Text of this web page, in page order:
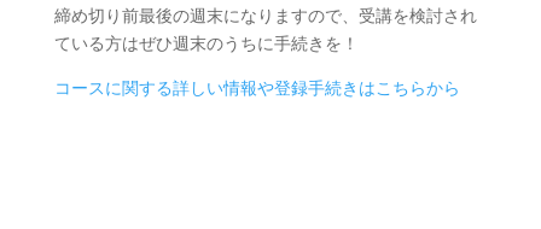
締め切り前最後の週末になりますので、受講を検討され
ている方はぜひ週末のうちに手続きを！
コースに関する詳しい情報や登録手続きはこちらから